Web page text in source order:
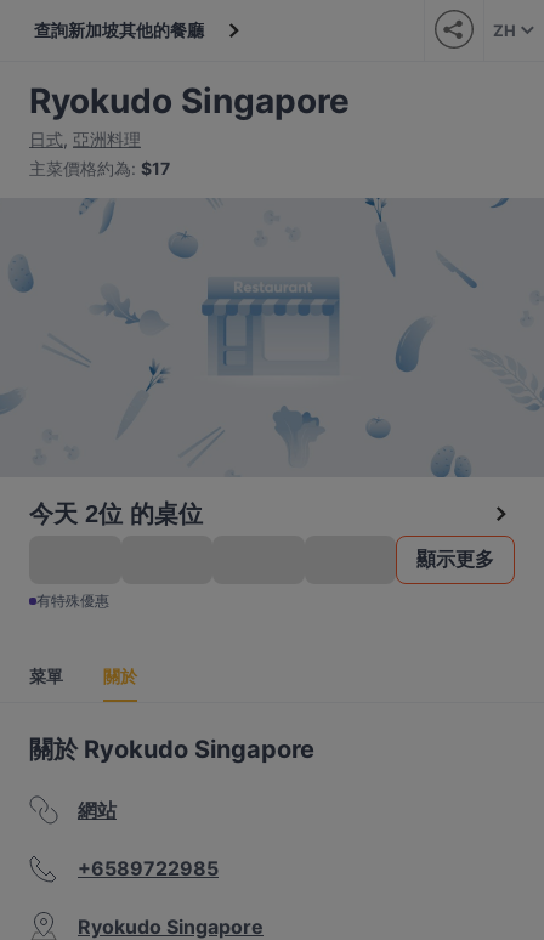
查詢新加坡其他的餐廳 ZH
Ryokudo Singapore
日式, 亞洲料理
主菜價格約為: $17
今天 2位 的桌位
顯示更多
有特殊優惠
菜單 關於
關於 Ryokudo Singapore
網站
+6589722985
Ryokudo Singapore